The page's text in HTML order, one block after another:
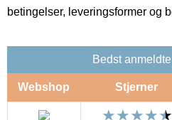
betingelser, leveringsformer og
Bedst
Webshop Stjerner